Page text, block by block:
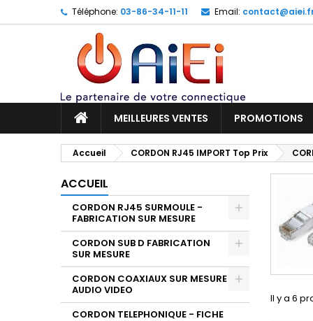
Téléphone: 03-86-34-11-11 Email:
MEILLEURES VENTES PROMOTIONS
Accueil CORDON RJ45 IMPORT Top Prix
ACCUEIL
CORDON RJ45 SURMOULE -
FABRICATION SUR MESURE
CORDON SUB D FABRICATION
SUR MESURE
CORDON COAXIAUX SUR MESURE
AUDIO VIDEO
CORDON TELEPHONIQUE - FICHE
Il y a 6